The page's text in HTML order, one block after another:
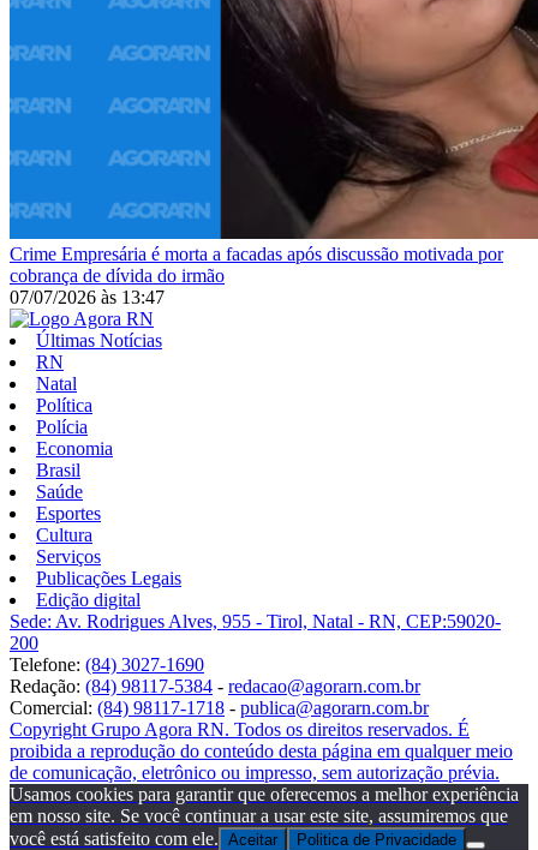
Crime Empresária é morta a facadas após discussão motivada por
cobrança de dívida do irmão
07/07/2026 às 13:47
Últimas Notícias
RN
Natal
Política
Polícia
Economia
Brasil
Saúde
Esportes
Cultura
Serviços
Publicações Legais
Edição digital
Sede: Av. Rodrigues Alves, 955 - Tirol, Natal - RN, CEP:59020-
200
Telefone: (84) 3027-1690
Redação: (84) 98117-5384 - redacao@agorarn.com.br
Comercial: (84) 98117-1718 - publica@agorarn.com.br
Copyright Grupo Agora RN. Todos os direitos reservados. É
proibida a reprodução do conteúdo desta página em qualquer meio
de comunicação, eletrônico ou impresso, sem autorização prévia.
Usamos cookies para garantir que oferecemos a melhor experiência
em nosso site. Se você continuar a usar este site, assumiremos que
você está satisfeito com ele. Aceitar Politica de Privacidade